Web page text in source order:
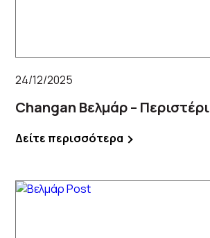
24/12/2025
Changan Βελμάρ – Περιστέρι
Δείτε περισσότερα